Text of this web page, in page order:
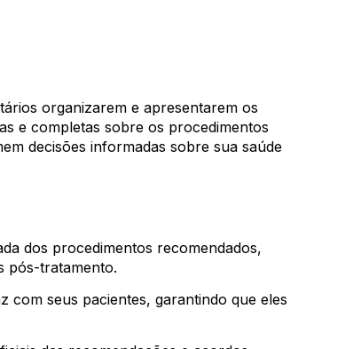
organizarem e apresentarem os
e completas sobre os procedimentos
decisões informadas sobre sua saúde
dos procedimentos recomendados,
pós-tratamento.
com seus pacientes, garantindo que eles